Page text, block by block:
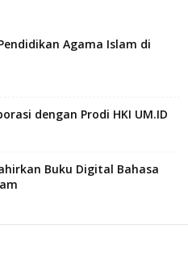
Agama Islam di
dengan Prodi HKI UM.ID
Buku Digital Bahasa